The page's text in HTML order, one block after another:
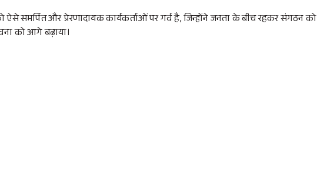
ऐसे समर्पित और प्रेरणादायक कार्यकर्ताओं पर गर्व है, जिन्होंने जनता के बीच रहकर संगठन को
को आगे बढ़ाया।